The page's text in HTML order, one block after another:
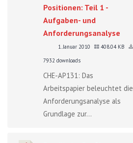
Positionen: Teil 1 -
Aufgaben- und
Anforderungsanalyse
1. Januar 2010
408.04 KB
7932 downloads
CHE-AP131: Das
Arbeitspapier beleuchtet die
Anforderungsanalyse als
Grundlage zur...